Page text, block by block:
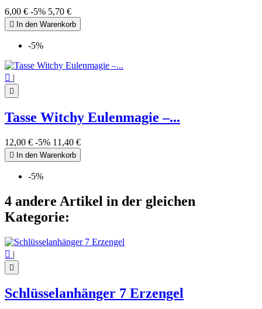
6,00 € -5% 5,70 €
 In den Warenkorb
-5%
 |

Tasse Witchy Eulenmagie –...
12,00 € -5% 11,40 €
 In den Warenkorb
-5%
4 andere Artikel in der gleichen
Kategorie:
 |

Schlüsselanhänger 7 Erzengel